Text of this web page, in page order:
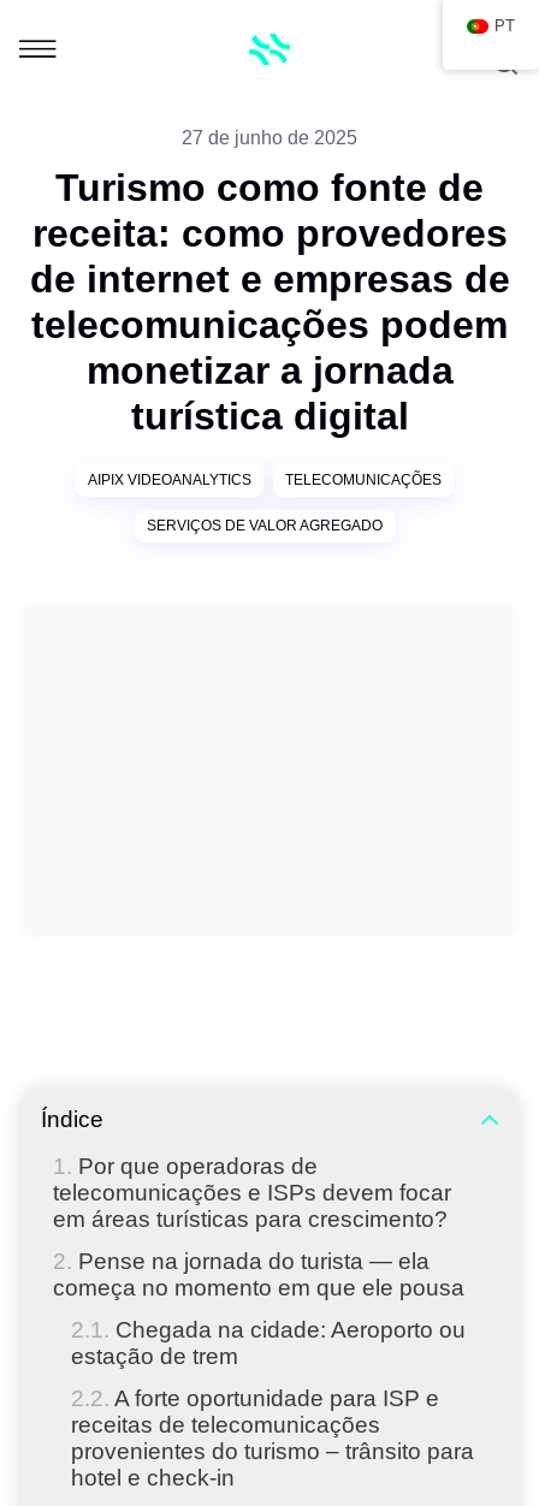
27 de junho de 2025
Turismo como fonte de
receita: como provedores
de internet e empresas de
telecomunicações podem
monetizar a jornada
turística digital
AIPIX VIDEOANALYTICS TELECOMUNICAÇÕES
SERVIÇOS DE VALOR AGREGADO
Índice
Por que operadoras de
telecomunicações e ISPs devem focar
em áreas turísticas para crescimento?
Pense na jornada do turista — ela
começa no momento em que ele pousa
Chegada na cidade: Aeroporto ou
estação de trem
A forte oportunidade para ISP e
receitas de telecomunicações
provenientes do turismo – trânsito para
hotel e check-in
PT